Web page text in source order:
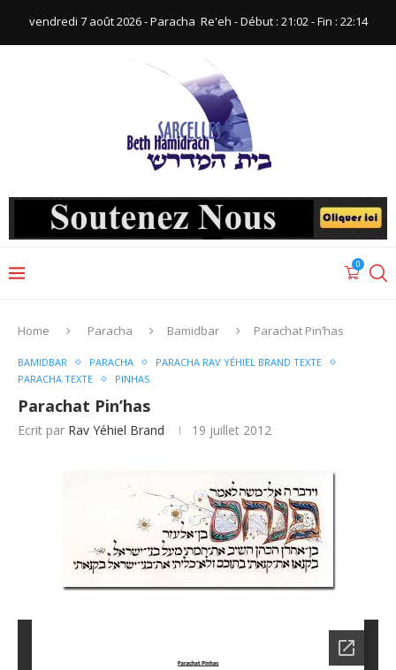
vendredi 7 août 2026 - Paracha ‪ Re'eh‬ - Début : 21:02‬ - Fin : ‪22:14‬
0
Home Paracha Bamidbar Parachat Pin’has
BAMIDBAR PARACHA
PARACHA RAV YÉHIEL BRAND TEXTE
PARACHA TEXTE
PINHAS
Parachat Pin’has
Ecrit par Rav Yéhiel Brand 19 juillet 2012